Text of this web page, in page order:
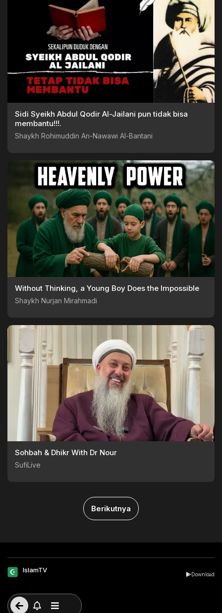
Sidi Syeikh Abdul Qodir Al-Jailani pun tidak bisa
membantu!!!.
Shaykh Rohimuddin An-Nawawi Al-Bantani
Without Thinking, a Young Boy Does the Impossible
Shaykh Nurjan Mirahmadi
Sohbah & Dhikr With Dr Nour
SufiLive
Berikutnya
IslamTV
Download